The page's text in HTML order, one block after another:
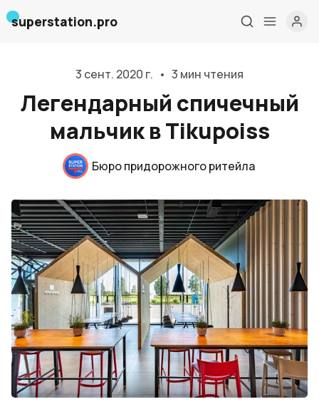
Главная
О нас
Дизайн и проектирование
superstation.pro
3 сент. 2020 г. • 3 мин чтения
Легендарный спичечный
мальчик в Tikupoiss
Бюро придорожного ритейла